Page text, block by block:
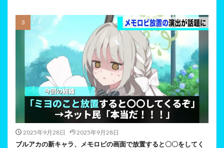
2025年9月28日 2025年9月28日
ブルアカの新キャラ、メモロビの画面で放置すると〇〇をしてく